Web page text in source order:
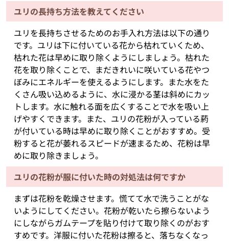
ユリの長持ち方法を教えてください
ユリを長持ちさせるためのお手入れ方法は以下の通り
です。ユリは下に付いている花から枯れていくため、
枯れた花は早めに取り除くようにしましょう。枯れた
花を取り除くことで、まだきれいに咲いている花やつ
ぼみにエネルギーを使えるようにします。また水をた
くさん吸い込めるように、水に浸かる茎は斜めにカッ
トします。水に触れる面を広くすることで水を吸い上
げやすくできます。また、ユリの花粉が入っている葯
が付いている時は早めに取り除くことがおすすめ。受
粉すると花が萎れるスピードが速まるため、花粉は早
めに取り除きましょう。
ユリの花粉が服に付いた時の対処法は何ですか
まずは花粉を乾燥させます。慌てて水で洗うことがな
いようにしてください。花粉が乾いたら擦らないよう
にしながらガムテープを貼り付けて取り除くのがおす
すめです。洋服に付いた花粉は擦ると、落ちなくなっ